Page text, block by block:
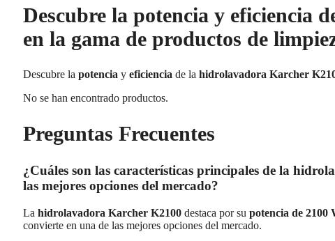
Descubre la potencia y eficiencia
en la gama de productos de
Descubre la potencia y eficiencia de la hidrolavadora Karcher
No se han encontrado productos.
Preguntas Frecuentes
¿Cuáles son las características principales de la
las mejores opciones del mercado?
La hidrolavadora Karcher K2100 destaca por su potencia de 2100
convierte en una de las mejores opciones del mercado.